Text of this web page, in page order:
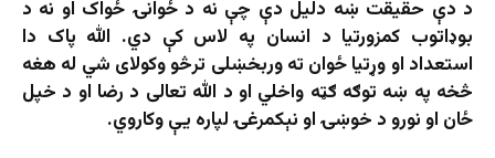
د دې حقیقت ښه دلیل دې چې نه د ځوانۍ ځواک او نه د
بوډاتوب کمزورتیا د انسان په لاس کې دي. الله پاک دا
استعداد او وړتیا ځوان ته وربخښلی ترڅو وکولای شي له هغه
څخه په ښه توګه ګټه واخلي او د الله تعالی د رضا او د خپل
ځان او نورو د خوښۍ او نېکمرغۍ لپاره یې وکاروي.